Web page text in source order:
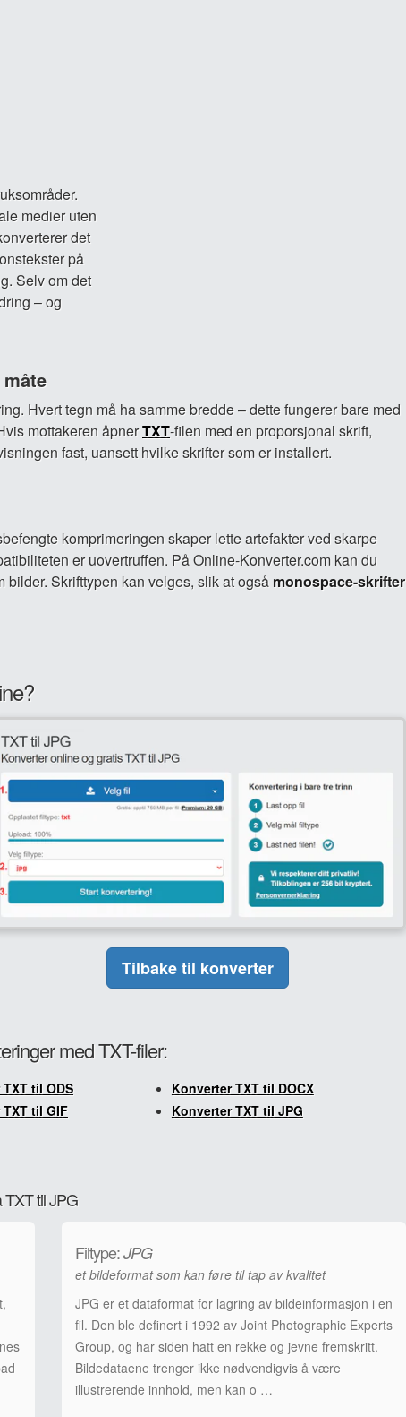
medier uten
det
på
Selv om det
– og
Hvert tegn må ha samme bredde – dette fungerer bare med
mottakeren åpnerTXT-filen med en proporsjonal skrift,
fast, uansett hvilke skrifter som er installert.
komprimeringen skaper lette artefakter ved skarpe
er uovertruffen. På Online-Konverter.com kan du
bilder. Skrifttypen kan velges, slik at også monospace-skrifter
Tilbake til konverter
med TXT-filer:
til ODS
Konverter TXT til DOCX
til GIF
Konverter TXT til JPG
TXT til JPG
Filtype:JPG
et bildeformat som kan føre til tap av kvalitet
JPG er et dataformat for lagring av bildeinformasjon i en
fil. Den ble definert i 1992 av Joint Photographic Experts
Group, og har siden hatt en rekke og jevne fremskritt.
Bildedataene trenger ikke nødvendigvis å være
illustrerende innhold, men kan o …